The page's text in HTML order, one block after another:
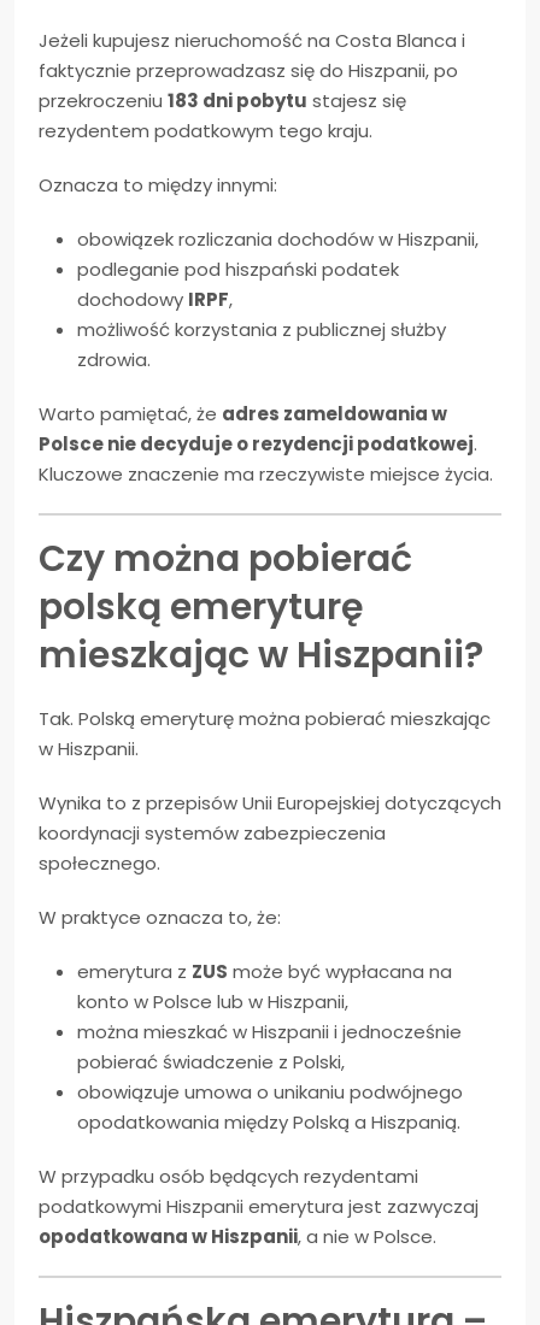
Jeżeli kupujesz nieruchomość na Costa Blanca i
faktycznie przeprowadzasz się do Hiszpanii, po
przekroczeniu 183 dni pobytu stajesz się
rezydentem podatkowym tego kraju.
Oznacza to między innymi:
obowiązek rozliczania dochodów w Hiszpanii,
podleganie pod hiszpański podatek
dochodowy IRPF,
możliwość korzystania z publicznej służby
zdrowia.
Warto pamiętać, że adres zameldowania w
Polsce nie decyduje o rezydencji podatkowej.
Kluczowe znaczenie ma rzeczywiste miejsce życia.
Czy można pobierać
polską emeryturę
mieszkając w Hiszpanii?
Tak. Polską emeryturę można pobierać mieszkając
w Hiszpanii.
Wynika to z przepisów Unii Europejskiej dotyczących
koordynacji systemów zabezpieczenia
społecznego.
W praktyce oznacza to, że:
emerytura z ZUS może być wypłacana na
konto w Polsce lub w Hiszpanii,
można mieszkać w Hiszpanii i jednocześnie
pobierać świadczenie z Polski,
obowiązuje umowa o unikaniu podwójnego
opodatkowania między Polską a Hiszpanią.
W przypadku osób będących rezydentami
podatkowymi Hiszpanii emerytura jest zazwyczaj
opodatkowana w Hiszpanii, a nie w Polsce.